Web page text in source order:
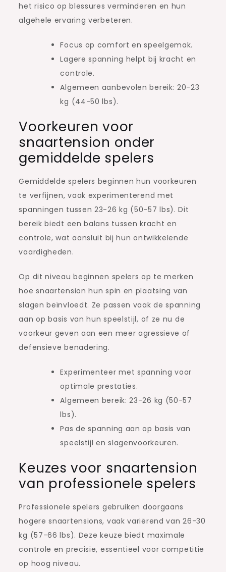
het risico op blessures verminderen en hun
algehele ervaring verbeteren.
Focus op comfort en speelgemak.
Lagere spanning helpt bij kracht en
controle.
Algemeen aanbevolen bereik: 20-23
kg (44-50 lbs).
Voorkeuren voor
snaartension onder
gemiddelde spelers
Gemiddelde spelers beginnen hun voorkeuren
te verfijnen, vaak experimenterend met
spanningen tussen 23-26 kg (50-57 lbs). Dit
bereik biedt een balans tussen kracht en
controle, wat aansluit bij hun ontwikkelende
vaardigheden.
Op dit niveau beginnen spelers op te merken
hoe snaartension hun spin en plaatsing van
slagen beïnvloedt. Ze passen vaak de spanning
aan op basis van hun speelstijl, of ze nu de
voorkeur geven aan een meer agressieve of
defensieve benadering.
Experimenteer met spanning voor
optimale prestaties.
Algemeen bereik: 23-26 kg (50-57
lbs).
Pas de spanning aan op basis van
speelstijl en slagenvoorkeuren.
Keuzes voor snaartension
van professionele spelers
Professionele spelers gebruiken doorgaans
hogere snaartensions, vaak variërend van 26-30
kg (57-66 lbs). Deze keuze biedt maximale
controle en precisie, essentieel voor competitie
op hoog niveau.